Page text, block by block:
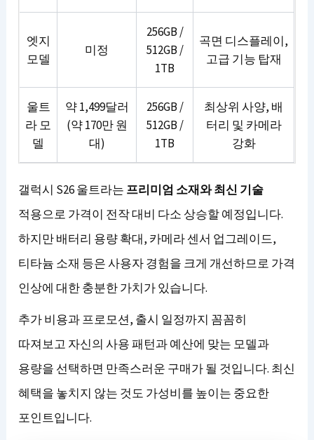
엣지
모델
미정
256GB /
512GB /
1TB
곡면 디스플레이,
고급 기능 탑재
울트
라 모
델
약 1,499달러
(약 170만 원
대)
256GB /
512GB /
1TB
최상위 사양, 배
터리 및 카메라
강화
갤럭시 S26 울트라는 프리미엄 소재와 최신 기술
적용으로 가격이 전작 대비 다소 상승할 예정입니다.
하지만 배터리 용량 확대, 카메라 센서 업그레이드,
티타늄 소재 등은 사용자 경험을 크게 개선하므로 가격
인상에 대한 충분한 가치가 있습니다.
추가 비용과 프로모션, 출시 일정까지 꼼꼼히
따져보고 자신의 사용 패턴과 예산에 맞는 모델과
용량을 선택하면 만족스러운 구매가 될 것입니다. 최신
혜택을 놓치지 않는 것도 가성비를 높이는 중요한
포인트입니다.